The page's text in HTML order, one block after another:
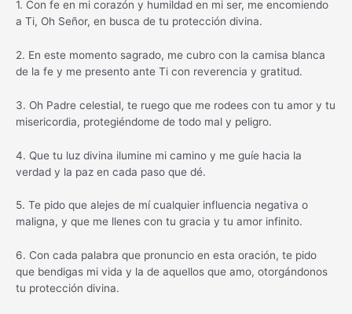
1. Con fe en mi corazón y humildad en mi ser, me encomiendo
a Ti, Oh Señor, en busca de tu protección divina.
2. En este momento sagrado, me cubro con la camisa blanca
de la fe y me presento ante Ti con reverencia y gratitud.
3. Oh Padre celestial, te ruego que me rodees con tu amor y tu
misericordia, protegiéndome de todo mal y peligro.
4. Que tu luz divina ilumine mi camino y me guíe hacia la
verdad y la paz en cada paso que dé.
5. Te pido que alejes de mí cualquier influencia negativa o
maligna, y que me llenes con tu gracia y tu amor infinito.
6. Con cada palabra que pronuncio en esta oración, te pido
que bendigas mi vida y la de aquellos que amo, otorgándonos
tu protección divina.